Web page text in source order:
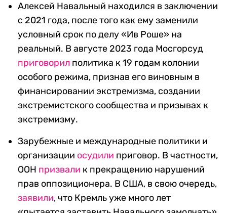
Алексей Навальный находился в заключении
с 2021 года, после того как ему заменили
условный срок по делу «Ив Роше» на
реальный. В августе 2023 года Мосгорсуд
приговорил политика к 19 годам колонии
особого режима, признав его виновным в
финансировании экстремизма, создании
экстремистского сообщества и призывах к
экстремизму.
Зарубежные и международные политики и
организации осудили приговор. В частности,
ООН призвали к прекращению нарушений
прав оппозиционера. В США, в свою очередь,
заявили, что Кремль уже много лет